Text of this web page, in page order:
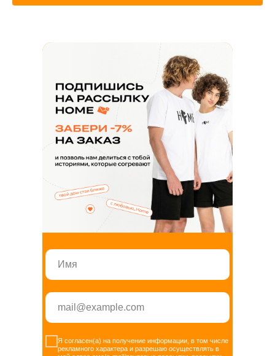
Я согласен(а) на получение информации, в том числе
рекламного характера и разрешаю осуществлять в